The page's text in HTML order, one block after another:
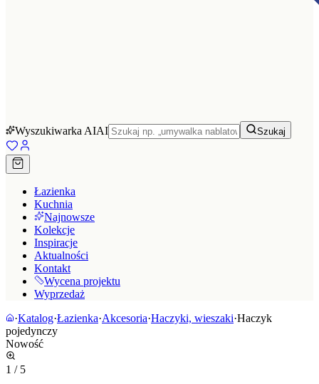
Wyszukiwarka AIAI Szukaj
Łazienka
Kuchnia
Najnowsze
Kolekcje
Inspiracje
Aktualności
Kontakt
Wycena projektu
Wyprzedaż
·Katalog·Łazienka·Akcesoria·Haczyki, wieszaki·Haczyk
pojedynczy
Nowość
1 / 5